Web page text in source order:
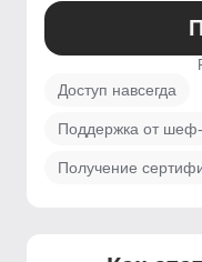
Доступ навсегда
Поддержка от шеф-
Получение